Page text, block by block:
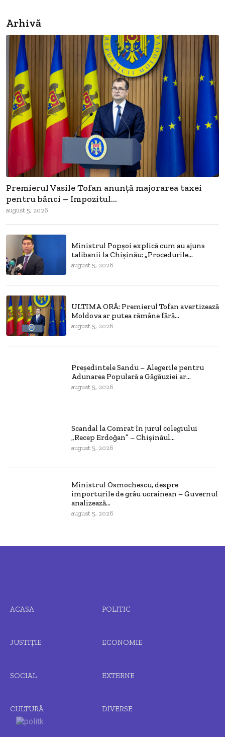
Arhivă
Premierul Vasile Tofan anunță majorarea taxei
pentru bănci – Impozitul...
august 5, 2026
Ministrul Popșoi explică cum au ajuns
talibanii la Chișinău: „Procedurile...
august 5, 2026
ULTIMA ORĂ: Premierul Tofan avertizează
Moldova ar putea rămâne fără...
august 5, 2026
Președintele Sandu – Alegerile pentru
Adunarea Populară a Găgăuziei ar...
august 5, 2026
Scandal la Comrat în jurul colegiului
„Recep Erdoğan” – Chișinăul...
august 5, 2026
Ministrul Osmochescu, despre
importurile de grâu ucrainean – Guvernul
analizează...
august 5, 2026
ACASA POLITIC
JUSTIȚIE ECONOMIE
SOCIAL EXTERNE
CULTURĂ DIVERSE